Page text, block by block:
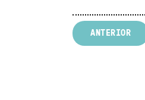
ANTERIOR